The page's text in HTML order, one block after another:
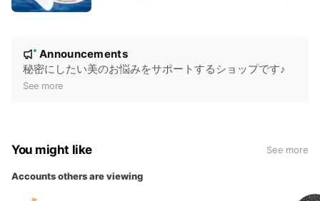
e
New
Announcements
秘密にしたい美のお悩みをサポートするショップです♪
See more
You might like See more
Accounts others are viewing